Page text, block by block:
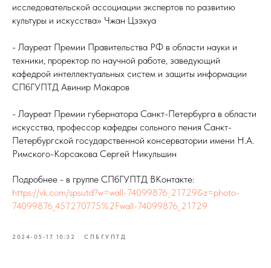
исследовательской ассоциации экспертов по развитию
культуры и искусства» Чжан Цзэхуа
- Лауреат Премии Правительства РФ в области науки и
техники, проректор по научной работе, заведующий
кафедрой интеллектуальных систем и защиты информации
СПбГУПТД Авинир Макаров
- Лауреат Премии губернатора Санкт-Петербурга в области
искусства, профессор кафедры сольного пения Санкт-
Петербургской государственной консерватории имени Н.А.
Римского-Корсакова Сергей Никульшин
Подробнее - в группе СПбГУПТД ВКонтакте:
https://vk.com/spsutd?w=wall-74099876_21729&z=photo-
74099876_457270775%2Fwall-74099876_21729
2024-05-17 10:32 СПБГУПТД